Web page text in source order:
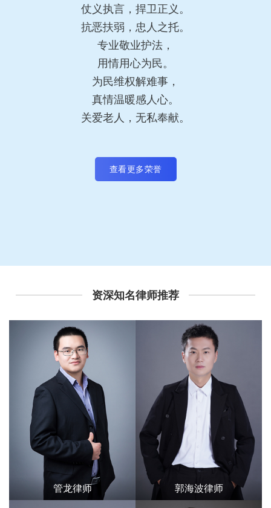
仗义执言，捍卫正义。
抗恶扶弱，忠人之托。
专业敬业护法，
用情用心为民。
为民维权解难事，
真情温暖感人心。
关爱老人，无私奉献。
查看更多荣誉
资深知名律师推荐
管龙律师 郭海波律师